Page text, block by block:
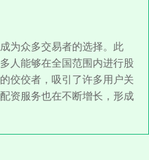
为众多交易者的选择。此
人能够在全国范围内进行股
佼佼者，吸引了许多用户关
资服务也在不断增长，形成